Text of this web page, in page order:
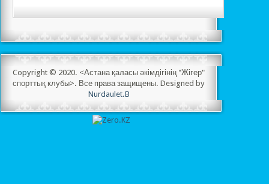
Copyright © 2020. <Астана қаласы әкімдігінің "Жігер"
спорттық клубы>. Все права защищены. Designed by
Nurdaulet.B